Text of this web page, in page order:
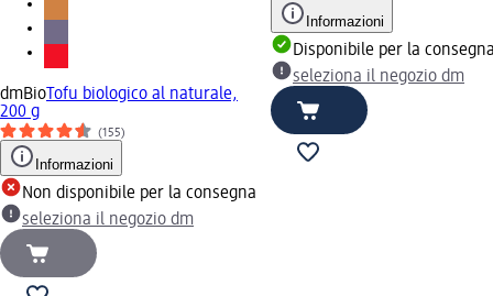
dmBioTofu biologico al naturale,
200 g
(155)
Informazioni
Non disponibile per la consegna
seleziona il negozio dm
Informazioni
Disponibile per la
seleziona il negozio dm